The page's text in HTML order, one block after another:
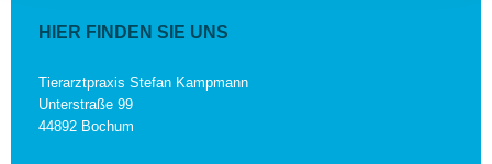
HIER FINDEN SIE UNS
Tierarztpraxis Stefan Kampmann
Unterstraße 99
44892 Bochum